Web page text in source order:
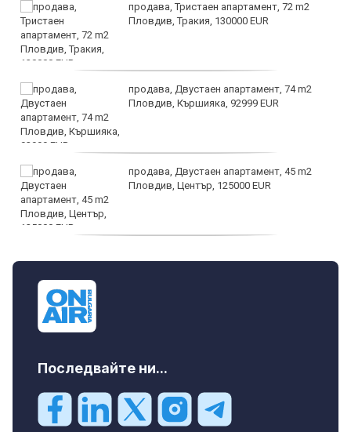
продава, Тристаен апартамент, 72 m2
Пловдив, Тракия, 130000 EUR
продава, Двустаен апартамент, 74 m2
Пловдив, Кършияка, 92999 EUR
продава, Двустаен апартамент, 45 m2
Пловдив, Център, 125000 EUR
Последвайте ни...